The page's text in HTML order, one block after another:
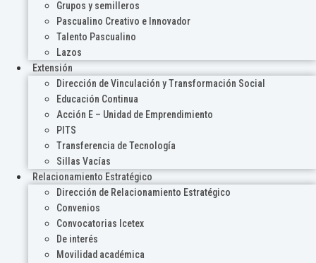
Grupos y semilleros
Pascualino Creativo e Innovador
Talento Pascualino
Lazos
Extensión
Dirección de Vinculación y Transformación Social
Educación Continua
Acción E – Unidad de Emprendimiento
PITS
Transferencia de Tecnología
Sillas Vacías
Relacionamiento Estratégico
Dirección de Relacionamiento Estratégico
Convenios
Convocatorias Icetex
De interés
Movilidad académica